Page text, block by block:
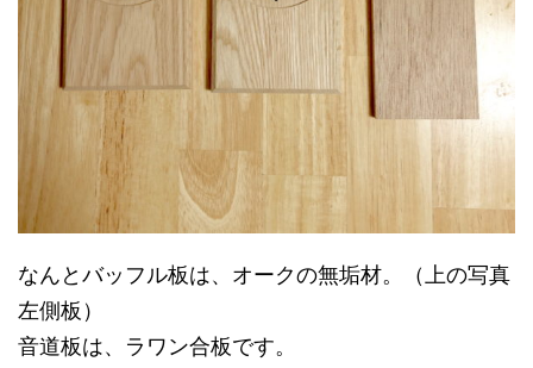
なんとバッフル板は、オークの無垢材。（上の写真
左側板）
音道板は、ラワン合板です。